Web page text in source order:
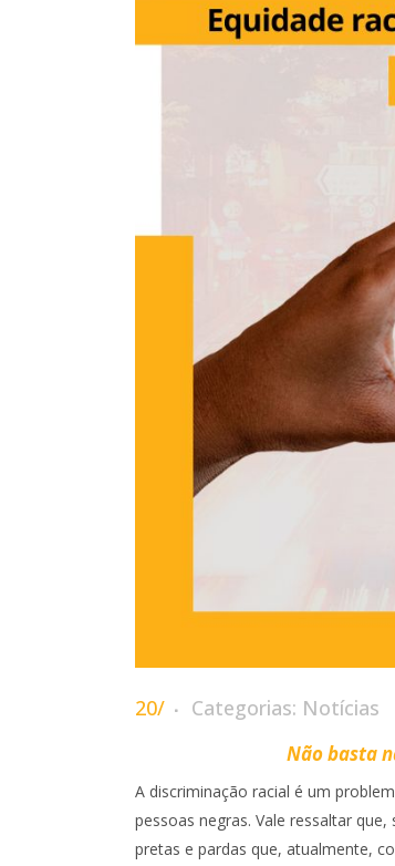
20/ Categorias: Notícias
Não basta
A discriminação racial é um
pessoas negras. Vale ressaltar
pretas e pardas que, atualmente,